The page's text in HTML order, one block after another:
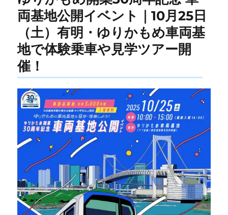
両基地公開イベント｜10月25日
（土）有明・ゆりかもめ車両基
地で体験乗車や見学ツアー開
催！